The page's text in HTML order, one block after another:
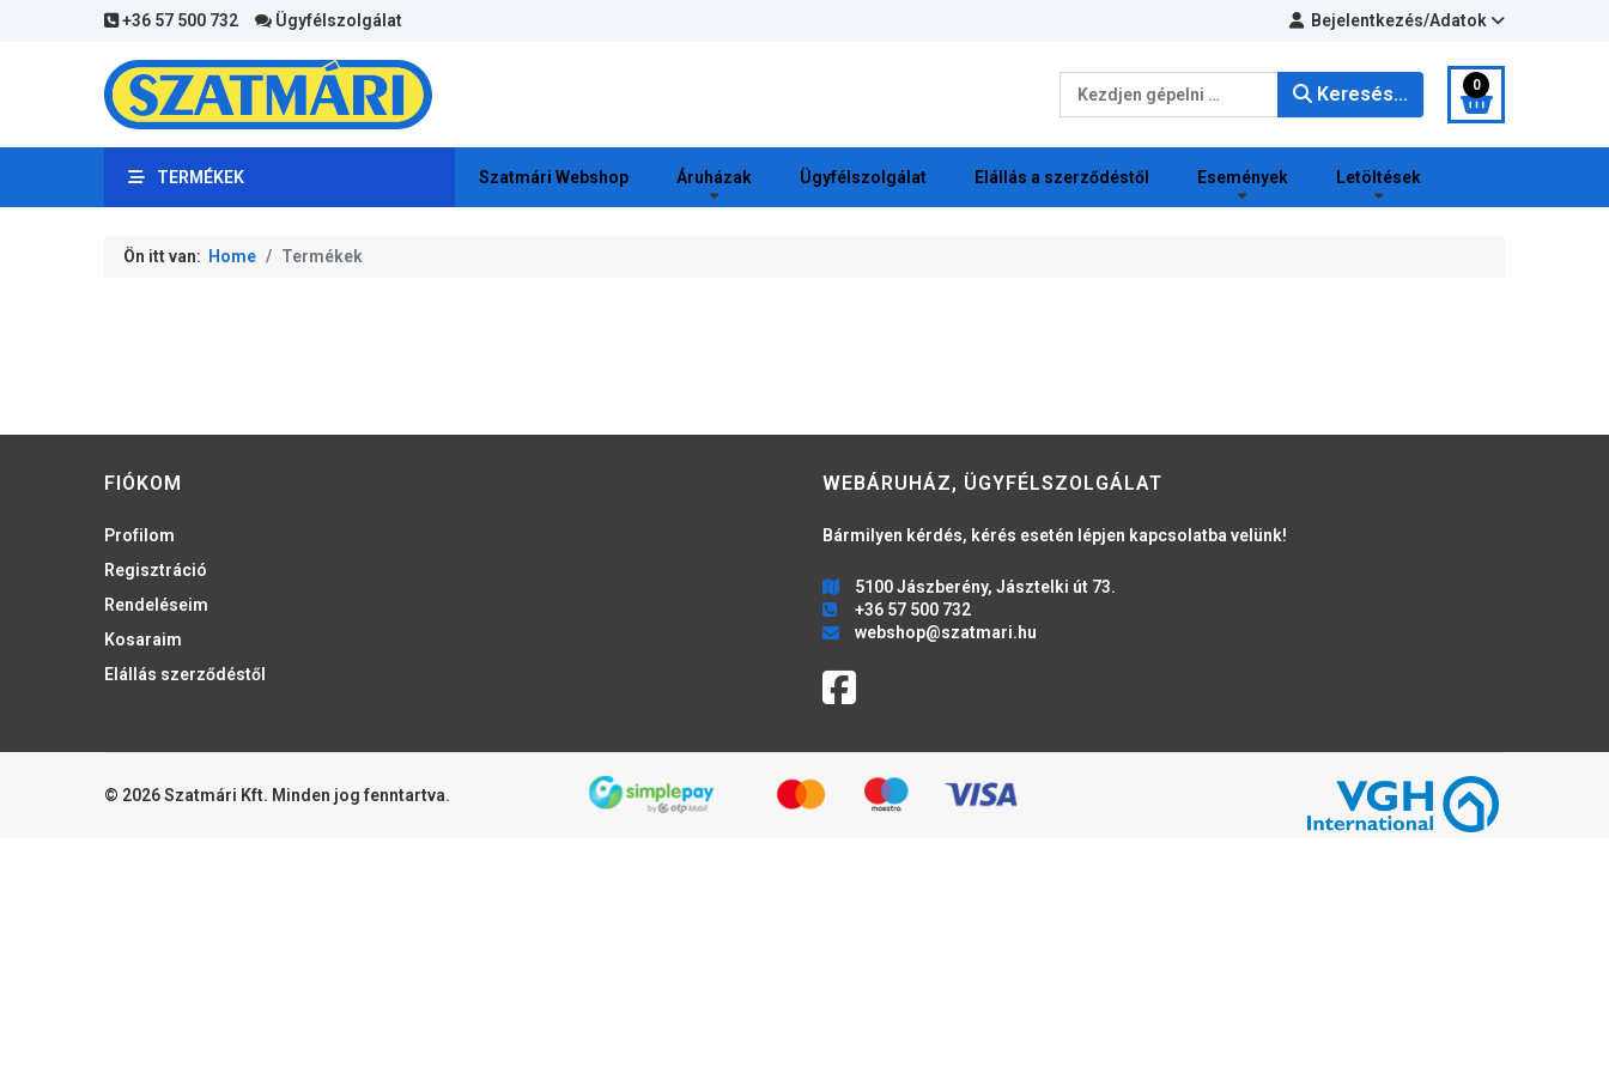
+36 57 500 732 Ügyfélszolgálat Bejelentkezés/Adatok
Keresés... 0
TERMÉKEK Szatmári Webshop Áruházak Ügyfélszolgálat Elállás a szerződéstől Események Letöltések
Ön itt van: Home Termékek
FIÓKOM
Profilom
Regisztráció
Rendeléseim
Kosaraim
Elállás szerződéstől
WEBÁRUHÁZ, ÜGYFÉLSZOLGÁLAT
Bármilyen kérdés, kérés esetén lépjen kapcsolatba velünk!
5100 Jászberény, Jásztelki út 73.
+36 57 500 732
webshop@szatmari.hu
© 2026 Szatmári Kft. Minden jog fenntartva.